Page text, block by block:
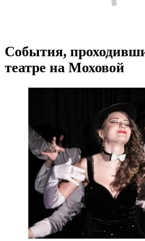
Пожалуйста, оставьте подробный
посещения! Расскажите о том, что
Поделитесь с своими
о том, что вам понравилось, а что
показалось интересным или
детьми, расскажите об их
Будьте корректны, и соблюдайте